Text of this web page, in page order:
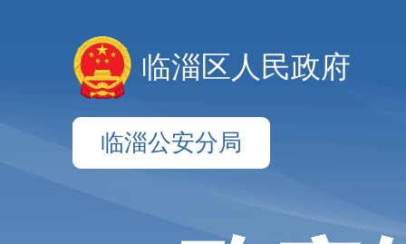
临淄区人民政府
临淄公安分局